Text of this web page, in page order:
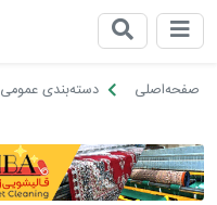
صفحه‌اصلی دسته‌بندی عمومی